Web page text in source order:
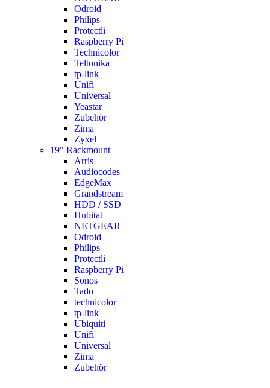
Odroid
Philips
Protectli
Raspberry Pi
Technicolor
Teltonika
tp-link
Unifi
Universal
Yeastar
Zubehör
Zima
Zyxel
19" Rackmount
Arris
Audiocodes
EdgeMax
Grandstream
HDD / SSD
Hubitat
NETGEAR
Odroid
Philips
Protectli
Raspberry Pi
Sonos
Tado
technicolor
tp-link
Ubiquiti
Unifi
Universal
Zima
Zubehör